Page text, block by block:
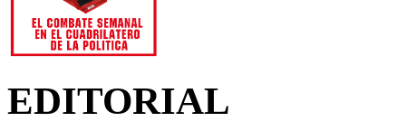
EDITORIAL